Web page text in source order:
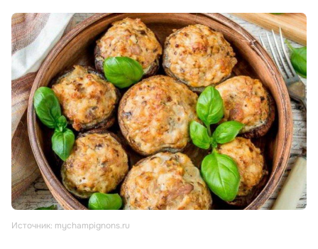
Источник: mychampignons.ru